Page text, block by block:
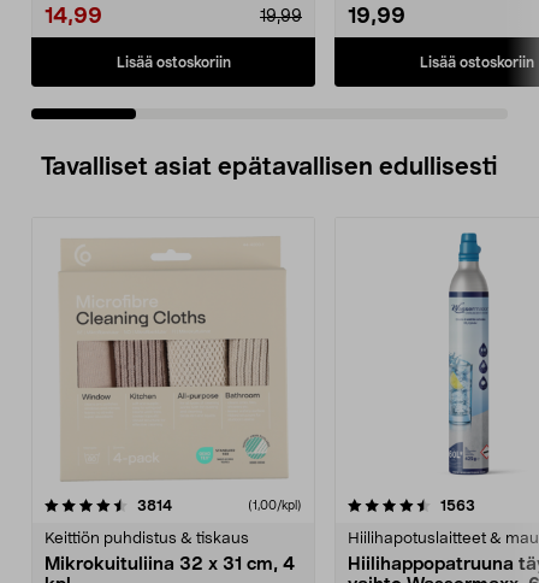
14,99 19,99
Lisää ostoskoriin
19,99
Lisää ostoskoriin
Tavalliset asiat epätavallisen edullisesti
3814arvostelut (1,00/kpl)
Keittiön puhdistus & tiskaus
Mikrokuituliina 32 x 31 cm, 4
4.5viidestä
1563
Hiilihapotuslaitteet &
Hiilihappopatruuna
4.5viidestä